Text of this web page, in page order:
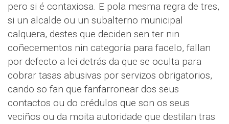
pero si é contaxiosa. E pola mesma regra de tres,
si un alcalde ou un subalterno municipal
calquera, destes que deciden sen ter nin
coñecementos nin categoría para facelo, fallan
por defecto a lei detrás da que se oculta para
cobrar tasas abusivas por servizos obrigatorios,
cando so fan que fanfarronear dos seus
contactos ou do crédulos que son os seus
veciños ou da moita autoridade que destilan tras